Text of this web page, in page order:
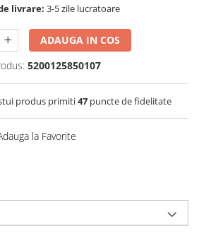
livrare: 3-5 zile lucratoare
ADAUGA IN COS
5200125850107
produs primiti47puncte de fidelitate
la Favorite